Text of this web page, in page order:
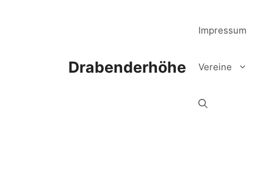
Drabenderhöhe
Impressum
Vereine